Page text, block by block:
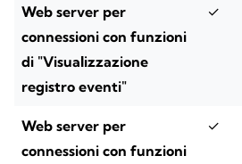
Web server per
connessioni con funzioni
di "Visualizzazione
registro eventi"
✓
Web server per
connessioni con funzioni
✓